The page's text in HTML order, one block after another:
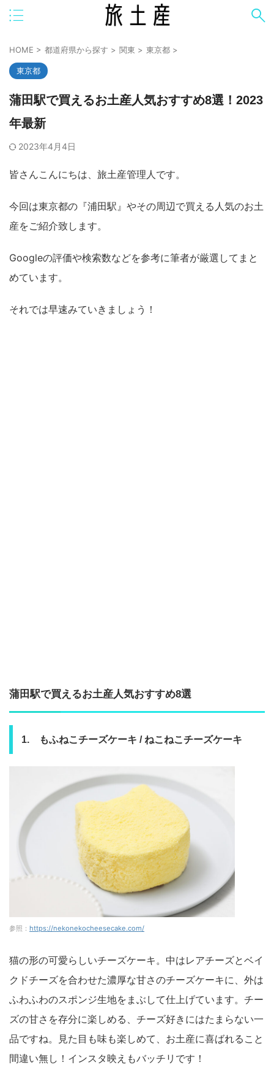
HOME > 都道府県から探す > 関東 > 東京都 >
東京都
蒲田駅で買えるお土産人気おすすめ8選！2023
年最新
2023年4月4日
皆さんこんにちは、旅土産管理人です。
今回は東京都の『浦田駅』やその周辺で買える人気のお土
産をご紹介致します。
Googleの評価や検索数などを参考に筆者が厳選してまと
めています。
それでは早速みていきましょう！
蒲田駅で買えるお土産人気おすすめ8選
1. もふねこチーズケーキ / ねこねこチーズケーキ
参照： https://nekonekocheesecake.com/
猫の形の可愛らしいチーズケーキ。中はレアチーズとベイ
クドチーズを合わせた濃厚な甘さのチーズケーキに、外は
ふわふわのスポンジ生地をまぶして仕上げています。チー
ズの甘さを存分に楽しめる、チーズ好きにはたまらない一
品ですね。見た目も味も楽しめて、お土産に喜ばれること
間違い無し！インスタ映えもバッチリです！